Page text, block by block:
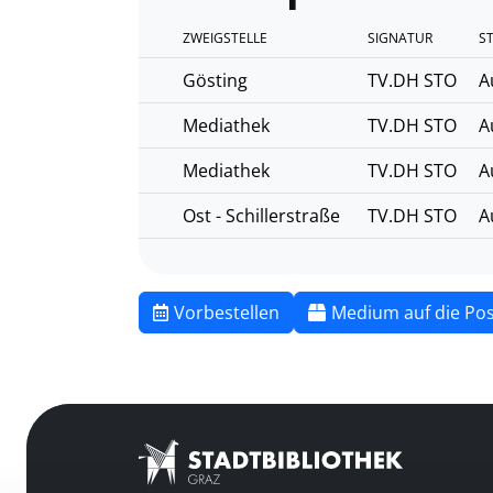
ZWEIGSTELLE SIGNATUR
Gösting TV.DH STO
Mediathek
TV.DH STO
Mediathek
TV.DH STO
Ost - Schillerstraße
TV.DH STO
Vorbestellen Medium auf die